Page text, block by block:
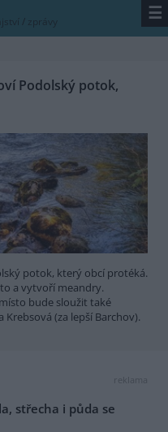
/ zprávy ☰
Podolský potok,
potok, který obcí protéká.
a vytvoří meandry.
bude sloužit také
(za lepší Barchov).
reklama
střecha i půda se